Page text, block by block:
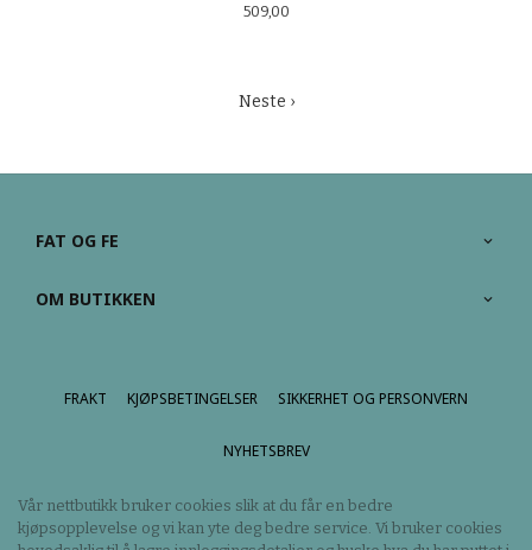
Pris
509,00
Neste ›
FAT OG FE
OM BUTIKKEN
FRAKT KJØPSBETINGELSER SIKKERHET OG PERSONVERN
NYHETSBREV
Vår nettbutikk bruker cookies slik at du får en bedre
kjøpsopplevelse og vi kan yte deg bedre service. Vi bruker cookies